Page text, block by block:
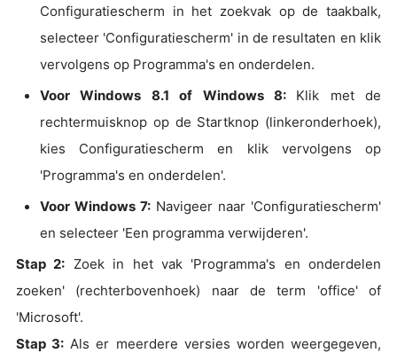
Configuratiescherm in het zoekvak op de taakbalk,
selecteer 'Configuratiescherm' in de resultaten en klik
vervolgens op Programma's en onderdelen.
Voor Windows 8.1 of Windows 8: Klik met de
rechtermuisknop op de Startknop (linkeronderhoek),
kies Configuratiescherm en klik vervolgens op
'Programma's en onderdelen'.
Voor Windows 7: Navigeer naar 'Configuratiescherm'
en selecteer 'Een programma verwijderen'.
Stap 2: Zoek in het vak 'Programma's en onderdelen
zoeken' (rechterbovenhoek) naar de term 'office' of
'Microsoft'.
Stap 3: Als er meerdere versies worden weergegeven,